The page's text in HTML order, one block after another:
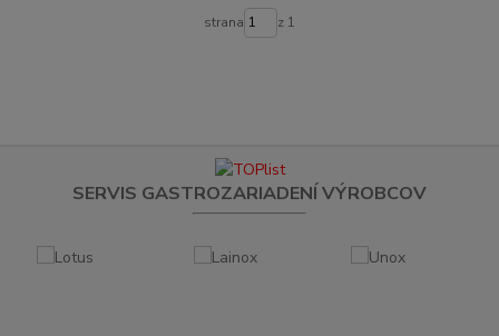
strana z 1
SERVIS GASTROZARIADENÍ VÝROBCOV